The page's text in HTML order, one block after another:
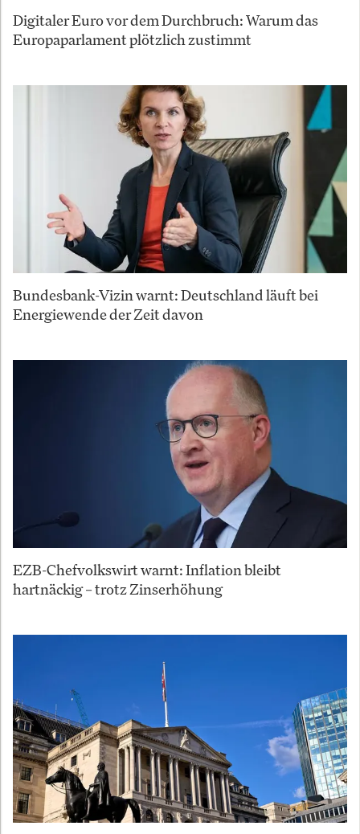
Digitaler Euro vor dem Durchbruch: Warum das
Europaparlament plötzlich zustimmt
Bundesbank-Vizin warnt: Deutschland läuft bei
Energiewende der Zeit davon
EZB-Chefvolkswirt warnt: Inflation bleibt
hartnäckig – trotz Zinserhöhung